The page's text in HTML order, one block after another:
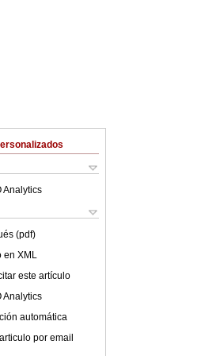
Analytics
(pdf)
en XML
este artículo
Analytics
automática
por email